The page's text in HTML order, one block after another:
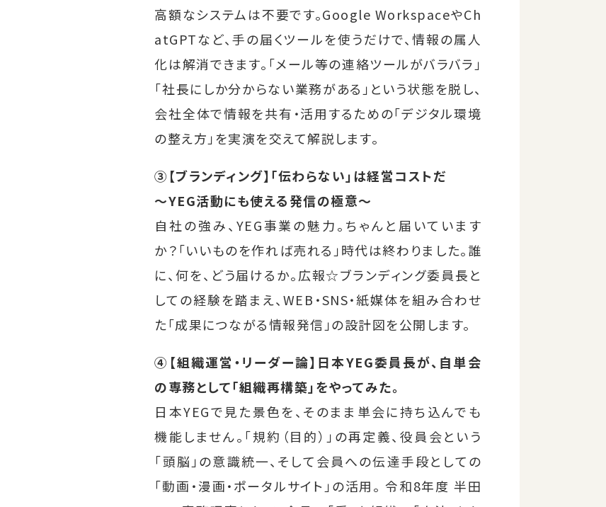
高額なシステムは不要です。Google WorkspaceやCh
atGPTなど、手の届くツールを使うだけで、情報の属人
化は解消できます。「メール等の連絡ツールがバラバラ」
「社長にしか分からない業務がある」という状態を脱し、
会社全体で情報を共有・活用するための「デジタル環境
の整え方」を実演を交えて解説します。
③【ブランディング】「伝わらない」は経営コストだ
〜YEG活動にも使える発信の極意〜
自社の強み、YEG事業の魅力。ちゃんと届いています
か？「いいものを作れば売れる」時代は終わりました。誰
に、何を、どう届けるか。広報☆ブランディング委員長と
しての経験を踏まえ、WEB・SNS・紙媒体を組み合わせ
た「成果につながる情報発信」の設計図を公開します。
④【組織運営・リーダー論】日本YEG委員長が、自単会
の専務として「組織再構築」をやってみた。
日本YEGで見た景色を、そのまま単会に持ち込んでも
機能しません。「規約（目的）」の再定義、役員会という
「頭脳」の意識統一、そして会員への伝達手段としての
「動画・漫画・ポータルサイト」の活用。 令和8年度 半田